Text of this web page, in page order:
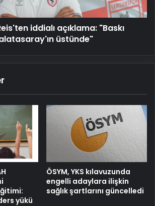
iddialı açıklama: "Baskı
üstünde"
yükü
ÖSYM, YKS kılavuzunda
engelli adaylara ilişkin
sağlık şartlarını güncelledi